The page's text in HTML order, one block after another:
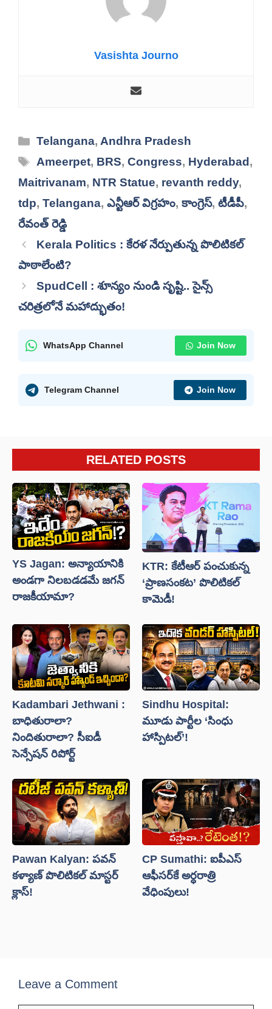
Vasishta Journo
Categories
Telangana,Andhra Pradesh
Tags
Ameerpet, BRS,Congress, Hyderabad ,
Maitrivanam, NTR Statue, revanth reddy,
tdp, Telangana, ఎన్టీఆర్ విగ్రహం, కాంగ్రెస్, టీడీపీ,
రేవంత్ రెడ్డి
Kerala Politics : కేరళ నేర్పుతున్న పొలిటికల్
పాఠాలేంటి?
SpudCell : శూన్యం నుండి సృష్టి.. సైన్స్
చరిత్రలోనే మహాద్భుతం!
WhatsApp Channel Join Now
Telegram Channel Join Now
RELATED POSTS
YS Jagan: అన్యాయానికి
అండగా నిలబడడమే జగన్
రాజకీయామా?
KTR: కేటీఆర్ పంచుకున్న
‘ప్రాణసంకట’ పొలిటికల్
కామెడీ!
Kadambari Jethwani :
బాధితురాలా?
నిందితురాలా? సీఐడీ
సెన్సేషన్ రిపోర్ట్
Sindhu Hospital:
మూడు పార్టీల ‘సింధు
హాస్పిటల్’!
Pawan Kalyan: పవన్
కళ్యాణ్ పొలిటికల్ మాస్టర్
క్లాస్!
CP Sumathi: ఐపీఎస్
ఆఫీసర్‌కే అర్ధరాత్రి
వేధింపులు!
Leave a Comment